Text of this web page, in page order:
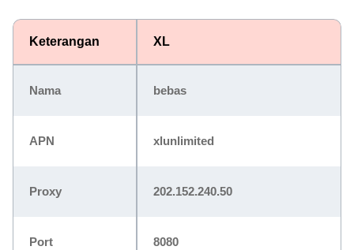
Keterangan XL
Nama bebas
APN xlunlimited
Proxy 202.152.240.50
Port 8080